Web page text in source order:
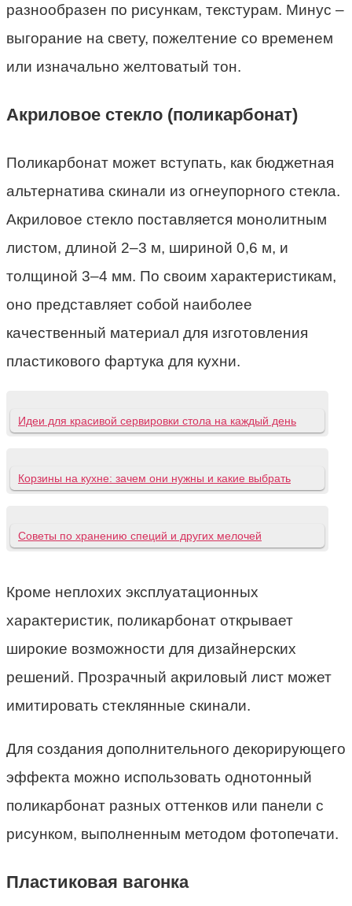
разнообразен по рисункам, текстурам. Минус –
выгорание на свету, пожелтение со временем
или изначально желтоватый тон.
Акриловое стекло (поликарбонат)
Поликарбонат может вступать, как бюджетная
альтернатива скинали из огнеупорного стекла.
Акриловое стекло поставляется монолитным
листом, длиной 2–3 м, шириной 0,6 м, и
толщиной 3–4 мм. По своим характеристикам,
оно представляет собой наиболее
качественный материал для изготовления
пластикового фартука для кухни.
Идеи для красивой сервировки стола на каждый день
Корзины на кухне: зачем они нужны и какие выбрать
Советы по хранению специй и других мелочей
Кроме неплохих эксплуатационных
характеристик, поликарбонат открывает
широкие возможности для дизайнерских
решений. Прозрачный акриловый лист может
имитировать стеклянные скинали.
Для создания дополнительного декорирующего
эффекта можно использовать однотонный
поликарбонат разных оттенков или панели с
рисунком, выполненным методом фотопечати.
Пластиковая вагонка